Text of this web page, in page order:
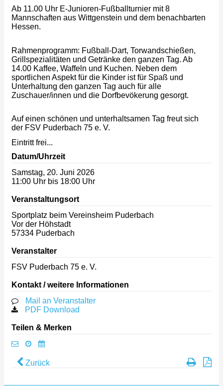
Ab 11.00 Uhr E-Junioren-Fußballturnier mit 8
Mannschaften aus Wittgenstein und dem benachbarten
Hessen.
Rahmenprogramm: Fußball-Dart, Torwandschießen,
Grillspezialitäten und Getränke den ganzen Tag. Ab
14.00 Kaffee, Waffeln und Kuchen. Neben dem
sportlichen Aspekt für die Kinder ist für Spaß und
Unterhaltung den ganzen Tag auch für alle
Zuschauer/innen und die Dorfbevökerung gesorgt.
Auf einen schönen und unterhaltsamen Tag freut sich
der FSV Puderbach 75 e. V.
Eintritt frei...
Datum/Uhrzeit
Samstag, 20. Juni 2026
11:00 Uhr bis 18:00 Uhr
Veranstaltungsort
Sportplatz beim Vereinsheim Puderbach
Vor der Höhstadt
57334 Puderbach
Veranstalter
FSV Puderbach 75 e. V.
Kontakt / weitere Informationen
Mail an Veranstalter
PDF Download
Teilen & Merken
Zurück